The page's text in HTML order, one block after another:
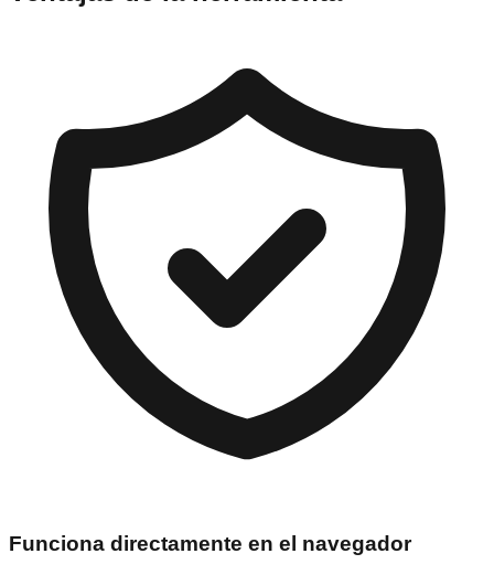
Funciona directamente en el navegador